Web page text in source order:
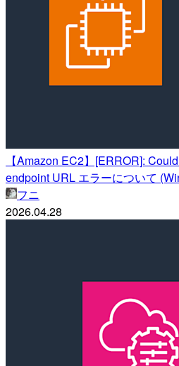
【Amazon EC2】[ERROR]:
endpoint URL エラーについて
フニ
2026.04.28